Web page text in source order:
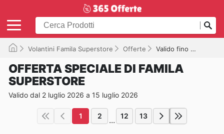
Volantini Famila Superstore Offerte Valido fino a 15/07/2026
OFFERTA SPECIALE DI FAMILA
SUPERSTORE
Valido dal 2 luglio 2026 a 15 luglio 2026
1 2 ... 12 13